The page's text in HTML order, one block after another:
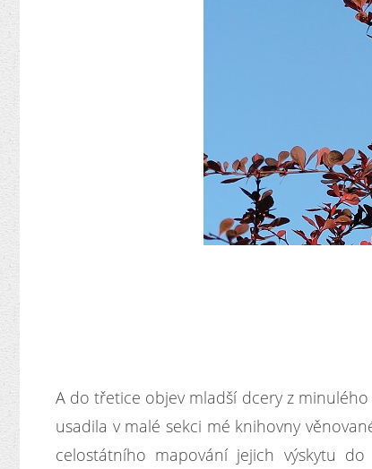
A do třetice objev mladší dcery z
usadila v malé sekci mé knihovny
celostátního mapování jejich výskytu